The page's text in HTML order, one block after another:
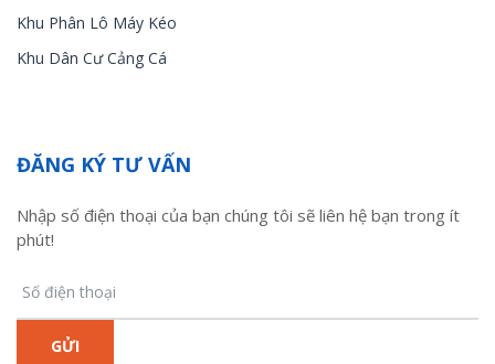
Khu Phân Lô Máy Kéo
Khu Dân Cư Cảng Cá
ĐĂNG KÝ TƯ VẤN
Nhập số điện thoại của bạn chúng tôi sẽ liên hệ bạn trong ít
phút!